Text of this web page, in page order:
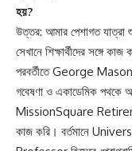
হয়?
উত্তর: আমার পেশাগত
সেখানে শিক্ষার্থীদের সঙ্গে
পরবর্তীতে George Mason
গবেষণা ও একাডেমিক পথকে
MissionSquare
কাজ করি। বর্তমানে